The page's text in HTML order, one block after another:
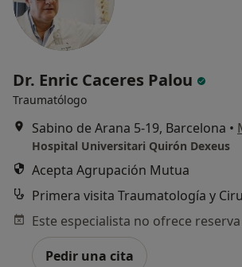
Dr. Enric Caceres Palou
Traumatólogo
Sabino de Arana 5-19, Barcelona •
Hospital Universitari Quirón Dexeus
Acepta Agrupación Mutua
Primera visita Traumatología y
Pedir una cita